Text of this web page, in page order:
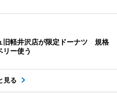
旧軽井沢店が限定ドーナツ 規格
リー使う
見る